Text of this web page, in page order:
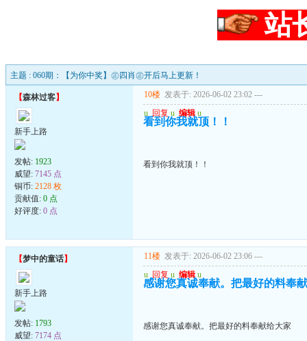
站
主题 : 060期：【为你中奖】㊣四肖㊣开后马上更新！
【森林过客】
新手上路
发帖: 1923
威望: 7145 点
铜币: 2128 枚
贡献值: 0 点
好评度: 0 点
10楼 发表于: 2026-06-02 23:02 ---
u 回复 u 编辑 u
看到你我就顶！！
看到你我就顶！！
【梦中的童话】
新手上路
发帖: 1793
威望: 7174 点
11楼 发表于: 2026-06-02 23:06 ---
u 回复 u 编辑 u
感谢您真诚奉献。把最好的料奉
感谢您真诚奉献。把最好的料奉献给大家